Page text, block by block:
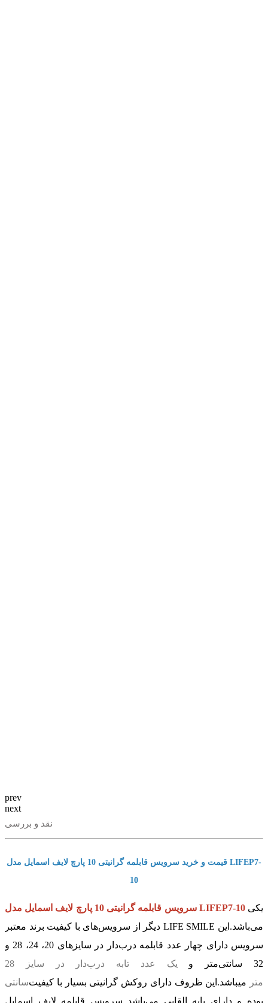
prev
next
نقد و بررسی
قیمت و خرید سرویس قابلمه گرانیتی 10 پارچ لایف اسمایل مدل LIFEP7-
10
سرویس قابلمه گرانیتی 10 پارچ لایف اسمایل مدل LIFEP7-10 یکی
دیگر از سرویس‌های با کیفیت برند معتبر LIFE SMILE می‌باشد. این
سرویس دارای چهار عدد قابلمه درب‌دار در سایزهای 20، 24، 28 و
32 سانتی‌متر و
یک عدد تابه درب‌دار در سایز 28
سانتی‎‌متر
میباشد. این ظروف دارای روکش گرانیتی بسیار با کیفیت
بوده و دارای پایه القایی می‌باشد سرویس قابلمه لایف اسمایل